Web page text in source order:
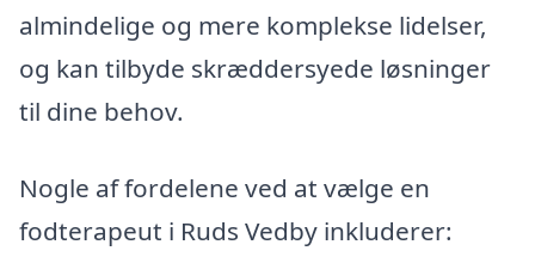
almindelige og mere komplekse lidelser,
og kan tilbyde skræddersyede løsninger
til dine behov.
Nogle af fordelene ved at vælge en
fodterapeut i Ruds Vedby inkluderer: